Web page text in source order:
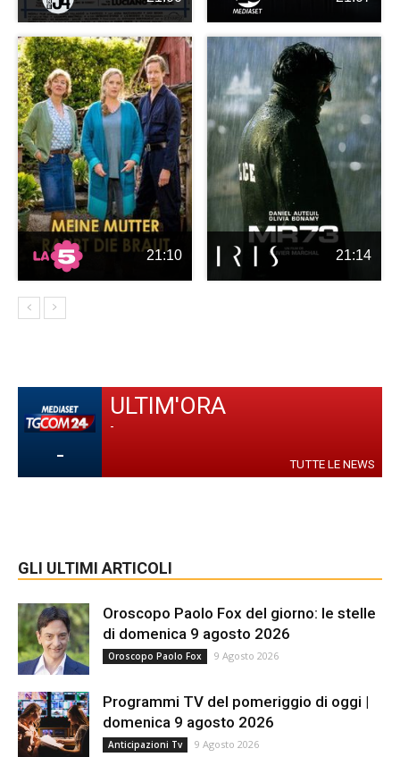
21:10 21:14
-
ULTIM'ORA
-
TUTTE LE NEWS
GLI ULTIMI ARTICOLI
Oroscopo Paolo Fox del giorno: le stelle
di domenica 9 agosto 2026
Oroscopo Paolo Fox 9 Agosto 2026
Programmi TV del pomeriggio di oggi |
domenica 9 agosto 2026
Anticipazioni Tv 9 Agosto 2026